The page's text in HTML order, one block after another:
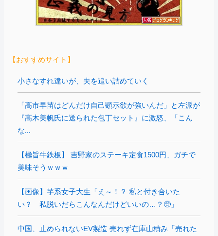
【おすすめサイト】
小さなすれ違いが、夫を追い詰めていく
「高市早苗はどんだけ自己顕示欲が強いんだ」と左派が
『高木美帆氏に送られた包丁セット』に激怒、「こん
な...
【極旨牛鉄板】 吉野家のステーキ定食1500円、ガチで
美味そうｗｗｗ
【画像】芋系女子大生「え～！？ 私と付き合いた
い？ 私脱いだらこんなんだけどいいの…？🥺」
中国、止められないEV製造 売れず在庫山積み「売れた